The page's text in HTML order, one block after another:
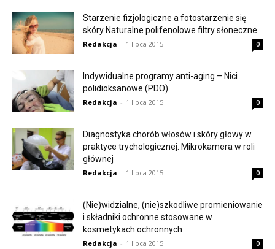
Starzenie fizjologiczne a fotostarzenie się
skóry Naturalne polifenolowe filtry słoneczne
Redakcja - 1 lipca 2015 0
Indywidualne programy anti-aging – Nici
polidioksanowe (PDO)
Redakcja - 1 lipca 2015 0
Diagnostyka chorób włosów i skóry głowy w
praktyce trychologicznej. Mikrokamera w roli
głównej
Redakcja - 1 lipca 2015 0
(Nie)widzialne, (nie)szkodliwe promieniowanie
i składniki ochronne stosowane w
kosmetykach ochronnych
Redakcja - 1 lipca 2015 0